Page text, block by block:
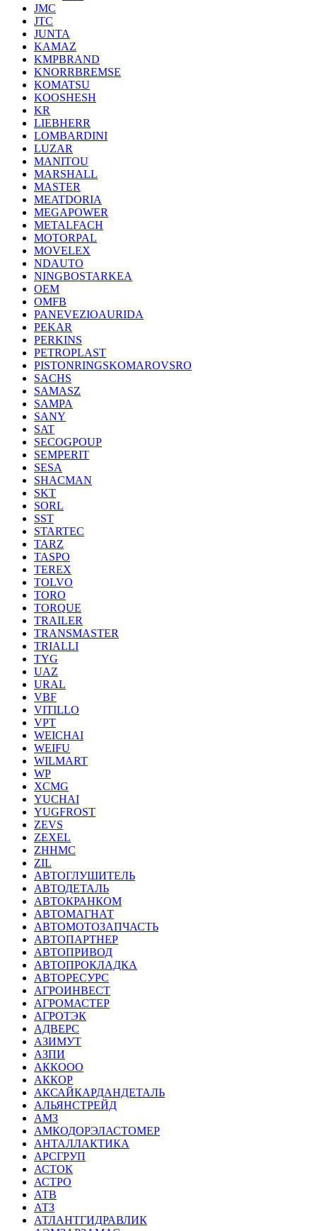
JMC
JTC
JUNTA
KAMAZ
KMPBRAND
KNORRBREMSE
KOMATSU
KOOSHESH
KR
LIEBHERR
LOMBARDINI
LUZAR
MANITOU
MARSHALL
MASTER
MEATDORIA
MEGAPOWER
METALFACH
MOTORPAL
MOVELEX
NDAUTO
NINGBOSTARKEA
OEM
OMFB
PANEVEZIOAURIDA
PEKAR
PERKINS
PETROPLAST
PISTONRINGSKOMAROVSRO
SACHS
SAMASZ
SAMPA
SANY
SAT
SECOGPOUP
SEMPERIT
SESA
SHACMAN
SKT
SORL
SST
STARTEC
TARZ
TASPO
TEREX
TOLVO
TORO
TORQUE
TRAILER
TRANSMASTER
TRIALLI
TYG
UAZ
URAL
VBF
VITILLO
VPT
WEICHAI
WEIFU
WILMART
WP
XCMG
YUCHAI
YUGFROST
ZEVS
ZEXEL
ZHHMC
ZIL
АВТОГЛУШИТЕЛЬ
АВТОДЕТАЛЬ
АВТОКРАНКОМ
АВТОМАГНАТ
АВТОМОТОЗАПЧАСТЬ
АВТОПАРТНЕР
АВТОПРИВОД
АВТОПРОКЛАДКА
АВТОРЕСУРС
АГРОИНВЕСТ
АГРОМАСТЕР
АГРОТЭК
АДВЕРС
АЗИМУТ
АЗПИ
АККООО
АККОР
АКСАЙКАРДАНДЕТАЛЬ
АЛЬЯНСТРЕЙД
АМЗ
АМКОДОРЭЛАСТОМЕР
АНТАЛЛАКТИКА
АРСГРУП
АСТОК
АСТРО
АТВ
АТЗ
АТЛАНТГИДРАВЛИК